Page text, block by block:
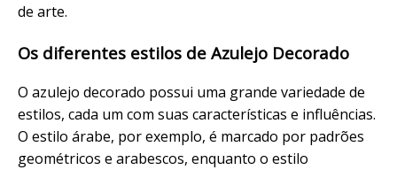
de arte.
Os diferentes estilos de Azulejo Decorado
O azulejo decorado possui uma grande variedade de
estilos, cada um com suas características e influências.
O estilo árabe, por exemplo, é marcado por padrões
geométricos e arabescos, enquanto o estilo